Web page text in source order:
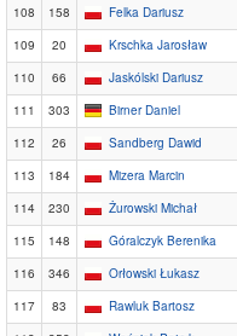
108
158 Felka Dariusz
109
20 Krschka Jarosław
110
66 Jaskólski Dariusz
111
303 Birner Daniel
112
26 Sandberg Dawid
113
184 Mizera Marcin
114
230 Żurowski Michał
115
148 Góralczyk Berenika
116
346 Orłowski Łukasz
117
83 Rawluk Bartosz